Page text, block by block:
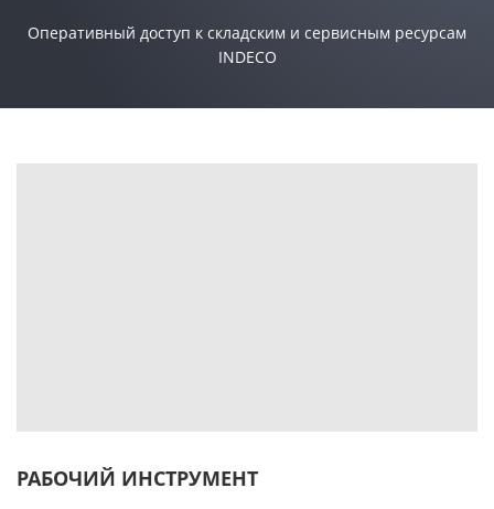
Оперативный доступ к складским и сервисным ресурсам
INDECO
РАБОЧИЙ ИНСТРУМЕНТ